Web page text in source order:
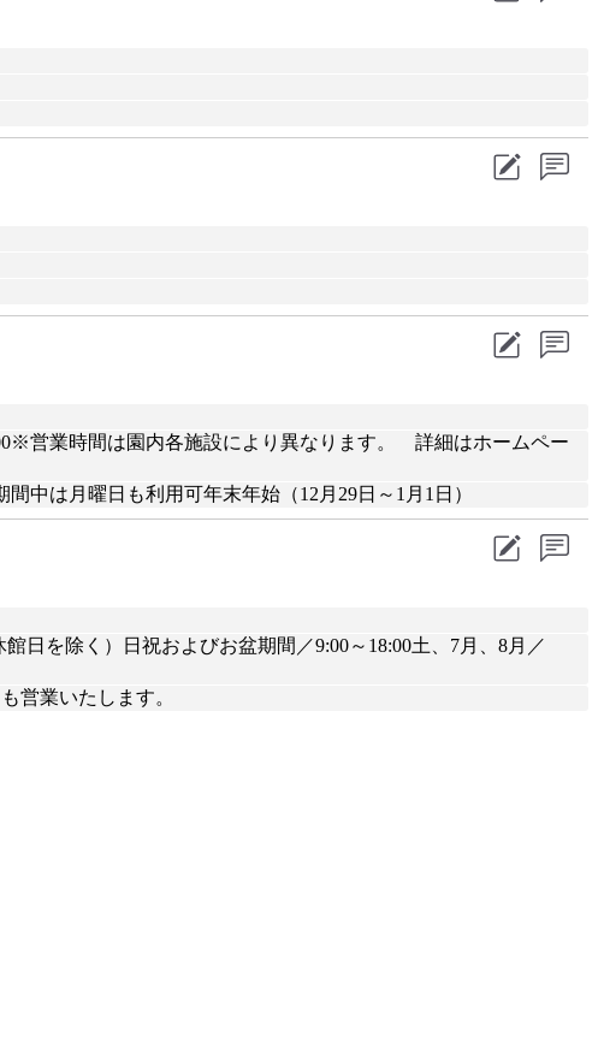
営業時間は園内各施設により異なります。 詳細はホームペー
中は月曜日も利用可年末年始（12月29日～1月1日）
日を除く）日祝およびお盆期間／9:00～18:00土、7月、8月／
営業いたします。